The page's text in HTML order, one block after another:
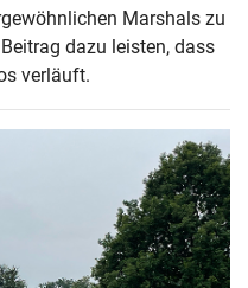
Marshals zu
dazu leisten, dass
verläuft.